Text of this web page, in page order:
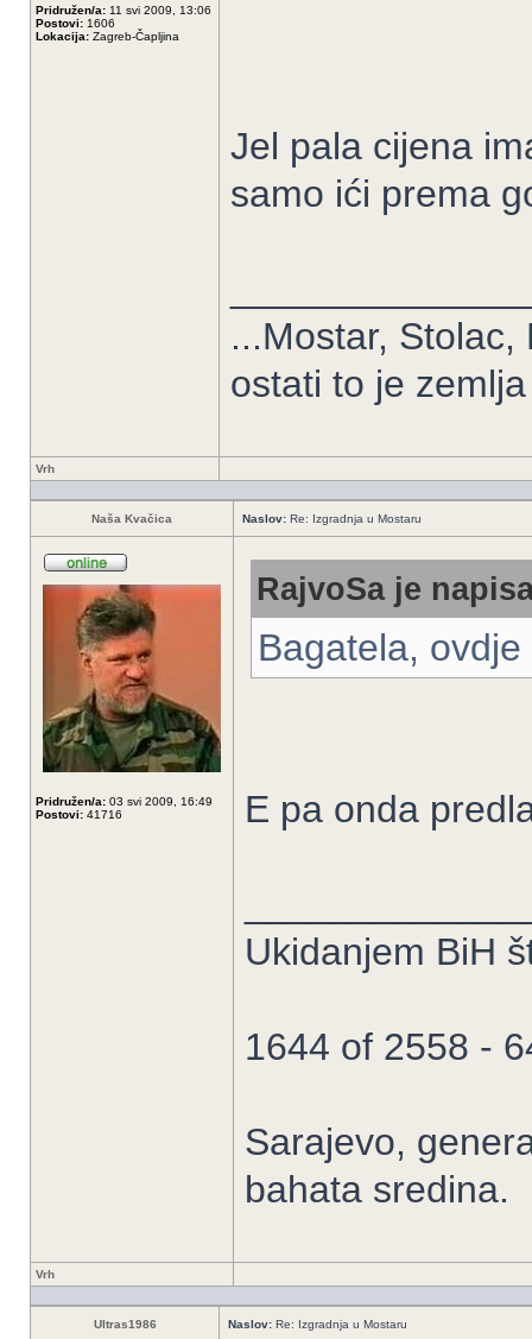
Pridružen/a: 11 svi 2009, 13:06
Postovi: 1606
Lokacija: Zagreb-Čapljina
Jel pala cijena
samo ići prema
...Mostar,
ostati to je
Vrh
Naša Kvačica Naslov: Re: Izgradnja u Mostaru
Pridružen/a: 03 svi 2009, 16:49
Postovi: 41716
RajvoSa je
Bagatela,
E pa onda
Ukidanjem BiH
1644 of 2558 -
Sarajevo,
bahata sredina.
Vrh
Ultras1986 Naslov: Re: Izgradnja u Mostaru